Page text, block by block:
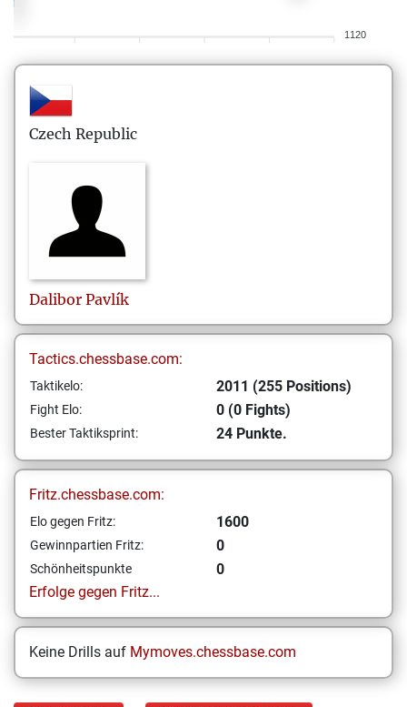
1120
Czech Republic
Dalibor Pavlík
Tactics.chessbase.com:
Taktikelo: 2011 (255 Positions)
Fight Elo: 0 (0 Fights)
Bester Taktiksprint: 24 Punkte.
Fritz.chessbase.com:
Elo gegen Fritz: 1600
Gewinnpartien Fritz: 0
Schönheitspunkte
0
Erfolge gegen Fritz...
Keine Drills auf Mymoves.chessbase.com